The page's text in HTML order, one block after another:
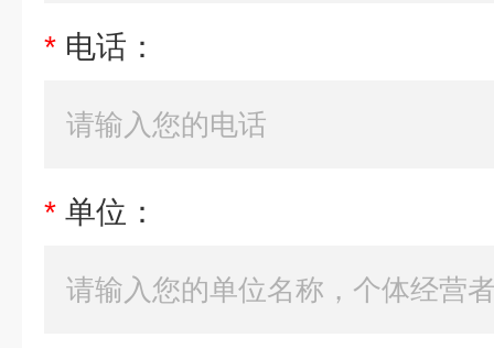
* 电话：
* 单位：